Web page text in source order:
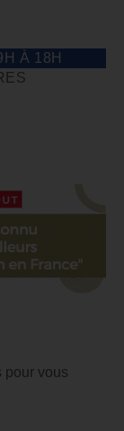
À 18H
pour vous